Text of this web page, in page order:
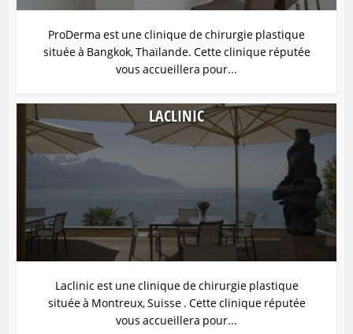
ProDerma est une clinique de chirurgie plastique
située à Bangkok, Thaïlande. Cette clinique réputée
vous accueillera pour...
LACLINIC
Laclinic est une clinique de chirurgie plastique
située à Montreux, Suisse . Cette clinique réputée
vous accueillera pour...